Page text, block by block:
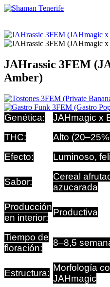
JAHrassic 3FEM
Amber)
Genética:
JAHmagic x
THC:
Alto
Efecto:
Luminoso,
Sabor:
Cereal
azucarada
Producción
en interior:
Productiva
Tiempo de
floración:
8–8,5
Estructura:
Morfología
JAHmagic